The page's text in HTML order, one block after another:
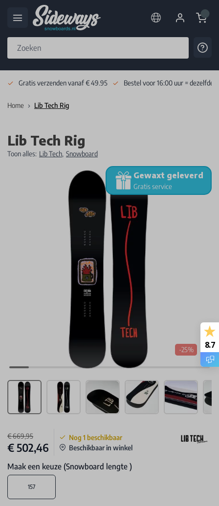
Cart
Gratis verzenden vanaf € 49.95 Bestel voor 16:00 uur = dezelfde
Home Lib Tech Rig
Lib Tech Rig
Toon alles: Lib Tech, Snowboard
Gewaxt geleverd
Gratis service
-25%
€ 669,95
€ 502,46
Nog 1 beschikbaar
Beschikbaar in winkel
Maak een keuze (Snowboard lengte )
157
8.7